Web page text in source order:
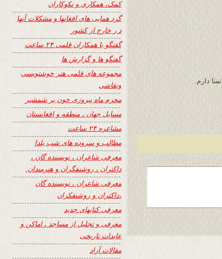
دارم.
کمک، همکاری و نکوکاران
گرد همایی های افغانها و مشکلات آنها
د ر خارج از کشور
گفتگو با همکاران قلمی ۲۴ ساعت
گفتگو ها و گزارش ها
مجموعه های قلمی هنر خوشنویسی
ونقاشی
محرم ماه پیروزی خون بر شمشیر
مسایل جهان ، منطقه و افغانستان
مشاعره ۲۴ ساعت
مطالب و سروده های شب یلدا
معرفی شاعران ، نویسنده گان ،
داکتران ، روشنفگران و هنرمندان.
معرفی شاعران ، نویسنده گان
،داکتران و روشنفکران
معرفی کتابهای جدید
معرفی و تجلیل از مساجد ، اماکن و
عابدات تاریخی
مقالات آزاد